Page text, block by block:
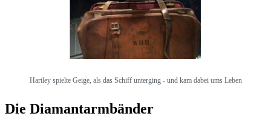
Hartley spielte Geige, als das Schiff unterging - und kam dabei ums Leben
Die Diamantarmbänder